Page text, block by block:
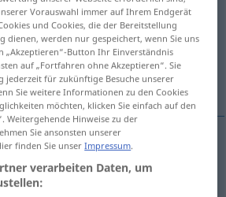
reservation seizure
correlation
Belegung
mit Strafe, Bann
Vorauswahl immer auf Ihrem Endgerät
und Cookies, die der Bereitstellung
dienen, werden nur gespeichert, wenn Sie uns
„Akzeptieren“-Button Ihr Einverständnis
auf „Fortfahren ohne Akzeptieren“. Sie
jederzeit für zukünftige Besuche unserer
Sie weitere Informationen zu den Cookies
möchten, klicken Sie einfach auf den
Weitergehende Hinweise zu der
Sie ansonsten unserer
finden Sie unserImpressum.
verarbeiten Daten, um